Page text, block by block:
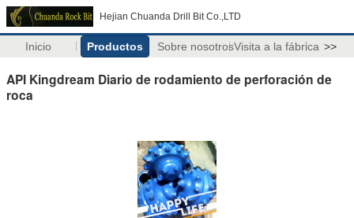
Hejian Chuanda Drill Bit Co.,LTD
Inicio Productos Sobre nosotrosVisita a la fábrica >>
API Kingdream Diario de rodamiento de perforación de
roca